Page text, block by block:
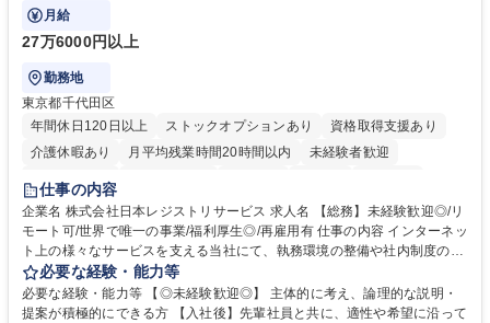
ている部署です。
月給
27万6000円以上
勤務地
東京都千代田区
年間休日120日以上
ストックオプションあり
資格取得支援あり
介護休暇あり
月平均残業時間20時間以内
未経験者歓迎
住宅手当あり
完全週休2日制
交通費支給 駅近5分以内 土日祝休み 服装自由
仕事の内容
企業名 株式会社日本レジストリサービス 求人名 【総務】未経験歓迎◎/リ
モート可/世界で唯一の事業/福利厚生◎/再雇用有 仕事の内容 インターネッ
ト上の様々なサービスを支える当社にて、執務環境の整備や社内制度の検
討、イベント運営などの幅広い業務を担当し、間接的に会社の生産性向上
や成長に貢献している部署です。 会社の全メンバーが安心して長く成果を
発揮できる環境を整えるために、毎日のメンテナンスや維持管理に加え、
必要な経験・能力等
必要な経験・能力等 【◎未経験歓迎◎】 主体的に考え、論理的な説明・
提案が積極的にできる方 【入社後】先輩社員と共に、適性や希望に沿って